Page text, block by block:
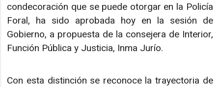
condecoración que se puede otorgar en la Policía
Foral, ha sido aprobada hoy en la sesión de
Gobierno, a propuesta de la consejera de Interior,
Función Pública y Justicia, Inma Jurío.
Con esta distinción se reconoce la trayectoria de